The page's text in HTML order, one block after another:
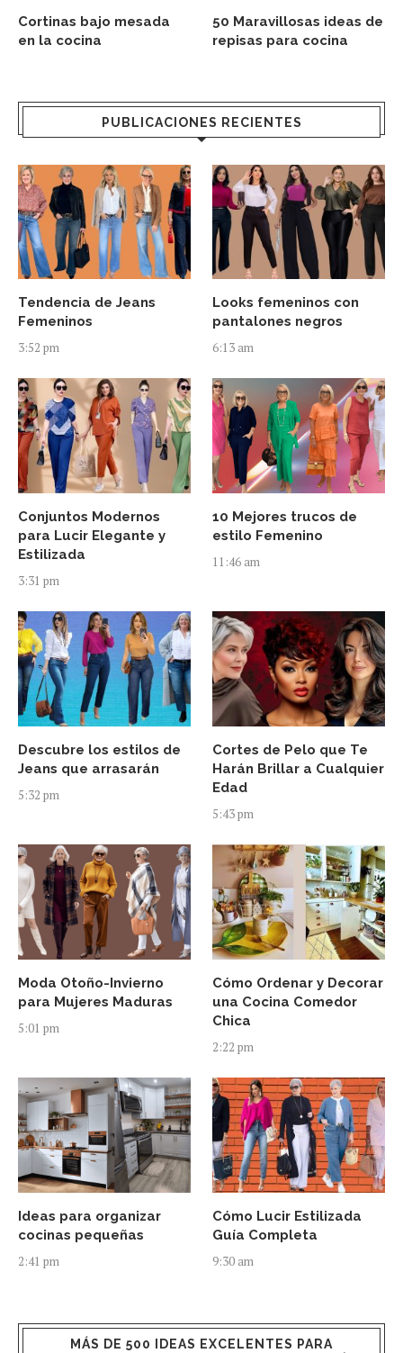
Cortinas bajo mesada
en la cocina
50 Maravillosas ideas de
repisas para cocina
PUBLICACIONES RECIENTES
Tendencia de Jeans
Femeninos
3:52 pm
Looks femeninos con
pantalones negros
6:13 am
Conjuntos Modernos
para Lucir Elegante y
Estilizada
3:31 pm
10 Mejores trucos de
estilo Femenino
11:46 am
Descubre los estilos de
Jeans que arrasarán
5:32 pm
Cortes de Pelo que Te
Harán Brillar a Cualquier
Edad
5:43 pm
Moda Otoño-Invierno
para Mujeres Maduras
5:01 pm
Cómo Ordenar y Decorar
una Cocina Comedor
Chica
2:22 pm
Ideas para organizar
cocinas pequeñas
2:41 pm
Cómo Lucir Estilizada
Guía Completa
9:30 am
MÁS DE 500 IDEAS EXCELENTES PARA